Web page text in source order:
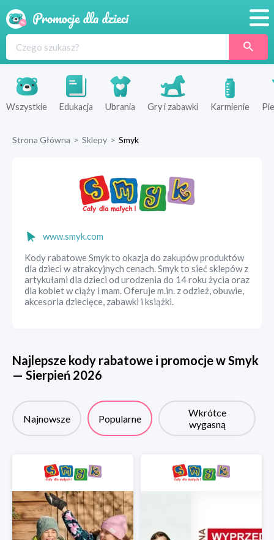
Produkty
Sklepy
Wszystkie Edukacja Ubrania Gry i zabawki Karmienie
Strona Główna > Sklepy > Smyk
www.smyk.com
Kody rabatowe Smyk to okazja do zakupów produktów
dla dzieci w atrakcyjnych cenach. Smyk to sieć sklepów z
artykułami dla dzieci od urodzenia do 14 roku życia oraz
dla kobiet w ciąży i mam. Oferuje m.in. z odzież, obuwie,
akcesoria dziecięce, zabawki i książki.
Najlepsze kody rabatowe i promocje wSmyk
— Sierpień 2026
Najnowsze Popularne
Wkrótce
wygasną